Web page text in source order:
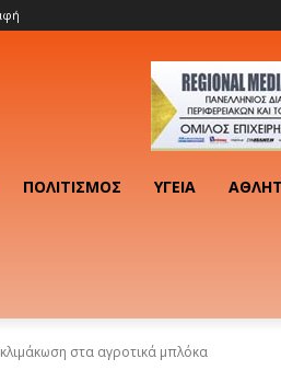
ΠΟΛΙΤΙΣΜΌΣ ΥΓΕΊΑ
στα αγροτικά μπλόκα